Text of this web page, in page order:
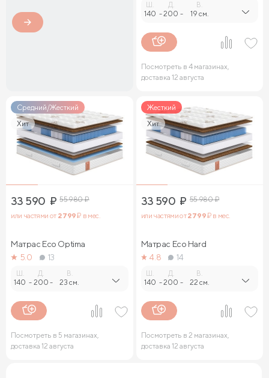
140 -
Д.
200 -
В.
19 см.
Посмотреть в 4 магазинах,
доставка 12 августа
Средний/Жесткий
Хит
33 590 ₽ 55 980₽
или частями от 2 799₽ в мес.
Матрас Eco Optima
5.0
13
140 -
Д.
200 -
В.
23 см.
Посмотреть в 5 магазинах,
доставка 12 августа
Жесткий
Хит
33 590 ₽ 55 980₽
или частями от2 799₽ в мес.
Матрас Eco Hard
4.8
14
140 -
Д.
200 -
В.
22 см.
Посмотреть в 2 магазинах,
доставка 12 августа